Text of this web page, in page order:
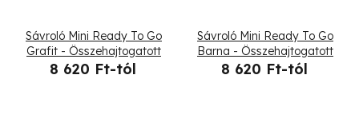
Sávroló Mini Ready To Go
Grafit - Összehajtogatott
8 620 Ft-tól
Sávroló Mini Ready To Go
Barna - Összehajtogatott
8 620 Ft-tól